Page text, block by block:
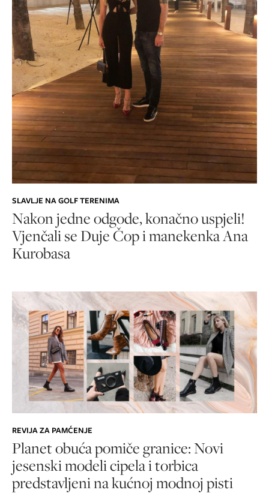
SLAVLJE NA GOLF TERENIMA
Nakon jedne odgode, konačno uspjeli!
Vjenčali se Duje Čop i manekenka Ana
Kurobasa
REVIJA ZA PAMĆENJE
Planet obuća pomiče granice: Novi
jesenski modeli cipela i torbica
predstavljeni na kućnoj modnoj pisti